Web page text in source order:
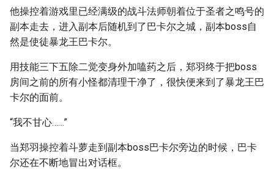
他操控着游戏里已经满级的战斗法师朝着位于圣者之鸣号的
副本走去，进入副本后随机到了巴卡尔之城，副本boss自
然是使徒暴龙王巴卡尔。
用技能三下五除二觉变身外加嗑药之后，郑羽终于把boss
房间之前的所有小怪都清理干净了，很快便来到了暴龙王巴
卡尔的面前。
“我不甘心……”
当郑羽操控着斗萝走到副本boss巴卡尔旁边的时候，巴卡
尔还在不断地冒出对话框。